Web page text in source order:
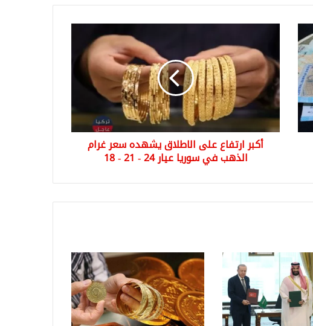
على
الاطلاق
يشهده
سعر
غرام
الذهب
في
سوريا
-
-
أكبر ارتفاع على الاطلاق يشهده سعر غرام
الذهب في سوريا عيار 24 - 21 - 18